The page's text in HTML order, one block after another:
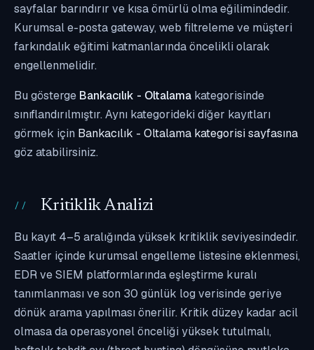
sayfalar barındırır ve kısa ömürlü olma eğilimindedir.
Kurumsal e-posta gateway, web filtreleme ve müşteri
farkındalık eğitimi katmanlarında öncelikli olarak
engellenmelidir.
Bu gösterge Bankacılık - Oltalama kategorisinde
sınıflandırılmıştır. Aynı kategorideki diğer kayıtları
görmek için Bankacılık - Oltalama kategorisi sayfasına
göz atabilirsiniz.
Kritiklik Analizi
Bu kayıt 4–5 aralığında yüksek kritiklik seviyesindedir.
Saatler içinde kurumsal engelleme listesine eklenmesi,
EDR ve SIEM platformlarında eşleştirme kuralı
tanımlanması ve son 30 günlük log verisinde geriye
dönük arama yapılması önerilir. Kritik düzey kadar acil
olmasa da operasyonel önceliği yüksek tutulmalı,